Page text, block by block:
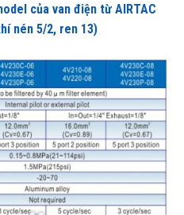
của van điện từ AIRTAC
nén 5/2, ren 13)